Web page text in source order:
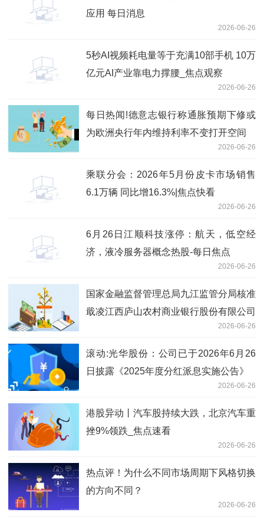
应用 每日消息
2026-06-26
5秒AI视频耗电量等于充满10部手机 10万
亿元AI产业靠电力撑腰_焦点观察
2026-06-26
每日热闻!德意志银行称通胀预期下修或
为欧洲央行年内维持利率不变打开空间
2026-06-26
乘联分会：2026年5月份皮卡市场销售
6.1万辆 同比增16.3%|焦点快看
2026-06-26
6月26日江顺科技涨停：航天，低空经
济，液冷服务器概念热股-每日焦点
2026-06-26
国家金融监督管理总局九江监管分局核准
戢凌江西庐山农村商业银行股份有限公司
2026-06-26
滚动:光华股份：公司已于2026年6月26
日披露《2025年度分红派息实施公告》
2026-06-26
港股异动丨汽车股持续大跌，北京汽车重
挫9%领跌_焦点速看
2026-06-26
热点评！为什么不同市场周期下风格切换
的方向不同？
2026-06-26